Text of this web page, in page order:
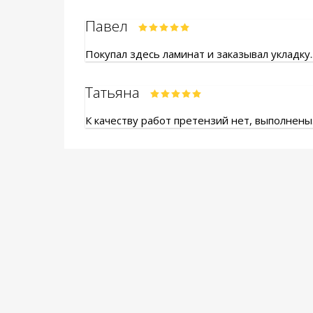
Павел
Покупал здесь ламинат и заказывал
Татьяна
К качеству работ претензий нет,